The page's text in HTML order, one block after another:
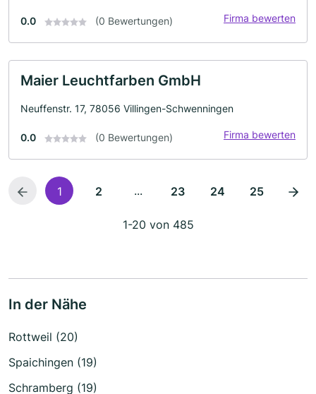
0.0 (0 Bewertungen) Firma bewerten
Maier Leuchtfarben GmbH
Neuffenstr. 17, 78056 Villingen-Schwenningen
0.0 (0 Bewertungen) Firma bewerten
1 2 ... 23 24 25
1-20 von 485
In der Nähe
Rottweil (20)
Spaichingen (19)
Schramberg (19)